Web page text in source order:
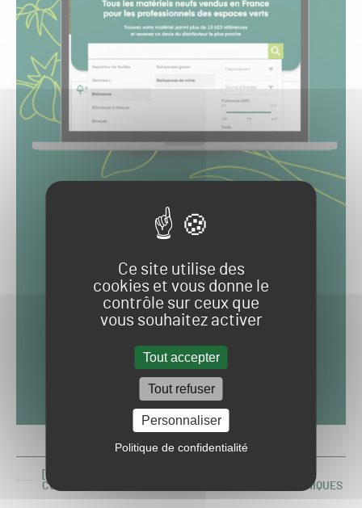
Ce site utilise des
cookies et vous donne le
contrôle sur ceux que
vous souhaitez activer
Tout accepter
Tout refuser
Personnaliser
Politique de confidentialité
ARTICLE
[VIDEO] GREEN GOLF CONVENTION 2/10 : UNE SONDE
CONNECTÉE POUR RELEVER DES DONNÉES AGRONOMIQUES